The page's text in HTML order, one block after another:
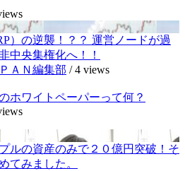
）の逆襲！？？ 運営ノードが過
中央集権化へ！！
ＡＮ編集部 /4 views
ホワイトペーパーって何？
ルの資産のみで２０億円突破！そ
てみました。